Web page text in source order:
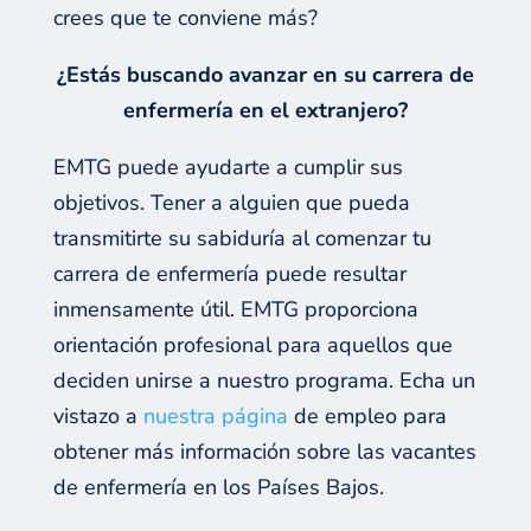
crees que te conviene más?
¿Estás buscando avanzar en su carrera de
enfermería en el extranjero?
EMTG puede ayudarte a cumplir sus
objetivos. Tener a alguien que pueda
transmitirte su sabiduría al comenzar tu
carrera de enfermería puede resultar
inmensamente útil. EMTG proporciona
orientación profesional para aquellos que
deciden unirse a nuestro programa. Echa un
vistazo a nuestra página de empleo para
obtener más información sobre las vacantes
de enfermería en los Países Bajos.